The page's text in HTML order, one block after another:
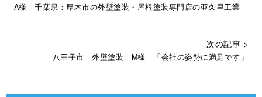
A様 千葉県：厚木市の外壁塗装・屋根塗装専門店の亜久里工業
次の記事 >
八王子市 外壁塗装 M様 「会社の姿勢に満足です」